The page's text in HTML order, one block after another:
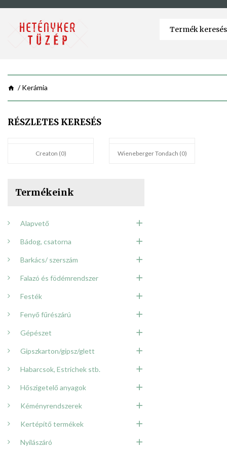
Kerámia
RÉSZLETES KERESÉS
Creaton (0) Wieneberger Tondach (0)
Termékeink
Alapvető
Bádog, csatorna
Barkács/ szerszám
Falazó és födémrendszer
Festék
Fenyő fűrészárú
Gépészet
Gipszkarton/gipsz/glett
Habarcsok, Estrichek stb.
Hőszigetelő anyagok
Kéményrendszerek
Kertépítő termékek
Nyílászáró